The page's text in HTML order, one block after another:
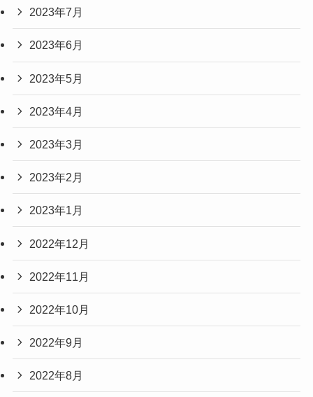
2023年7月
2023年6月
2023年5月
2023年4月
2023年3月
2023年2月
2023年1月
2022年12月
2022年11月
2022年10月
2022年9月
2022年8月